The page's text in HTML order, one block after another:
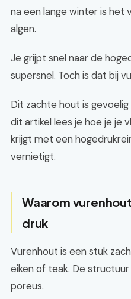
na een lange winter is het
algen.
Je grijpt snel naar de
supersnel. Toch is dat bij
Dit zachte hout is
dit artikel lees je hoe je je
krijgt met een
vernietigt.
Waarom
druk
Vurenhout is een stuk
eiken of teak. De
poreus.